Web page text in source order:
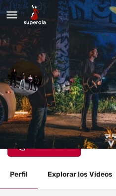
La Organizacion
De la Familia Vision 55
Llama Ahora
Perfil Explorar los Videos